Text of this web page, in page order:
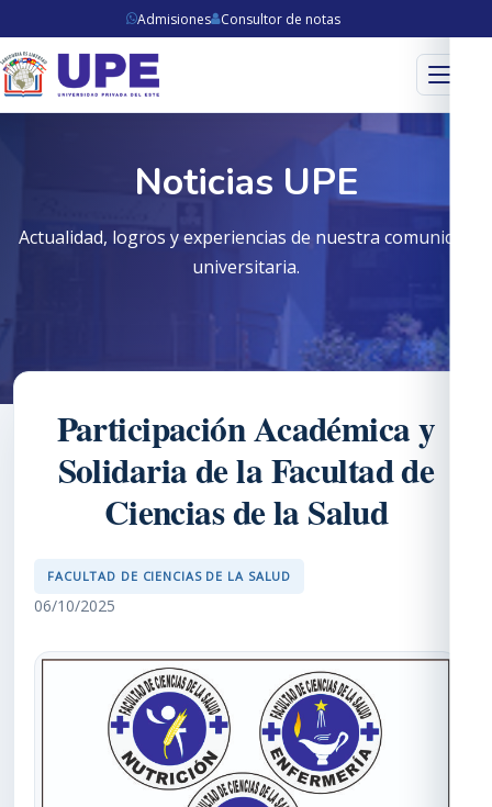
Admisiones Consultor de notas
Menú
Noticias UPE
Actualidad, logros y experiencias de nuestra comunidad
universitaria.
Participación Académica y
Solidaria de la Facultad de
Ciencias de la Salud
FACULTAD DE CIENCIAS DE LA SALUD
06/10/2025